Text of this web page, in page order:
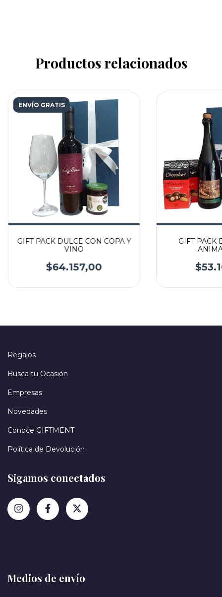
Productos relacionados
ENVÍO GRATIS
GIFT PACK DULCE CON COPA Y
VINO
$64.157,00
GIFT PACK
Regalos
Busca tu Ocasión
Empresas
Novedades
Conoce GIFTMENT
Política de Devolución
Sigamos conectados
Medios de envío